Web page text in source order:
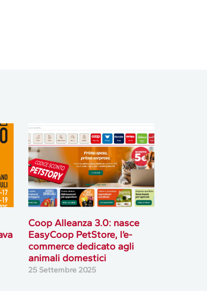
Coop Alleanza 3.0: nasce
EasyCoop PetStore, l’e-
commerce dedicato agli
animali domestici
25 Settembre 2025